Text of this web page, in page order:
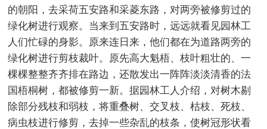
的朝阳，去采荷五安路和采菱东路，对两旁被修剪过的
绿化树进行观察。当来到五安路时，远远就看见园林工
人们忙碌的身影。原来连日来，他们都在为道路两旁的
绿化树进行剪枝裁叶。原先高大魁梧、枝叶粗壮的、一
棵棵整整齐齐排在路边，还散发出一阵阵淡淡清香的法
国梧桐树，都被修剪一新。据园林工人介绍，对树木剔
除部分残枝和弱枝，将重叠树、交叉枝、枯枝、死枝、
病虫枝进行修剪，去掉一些杂乱的枝条，使树冠形状看